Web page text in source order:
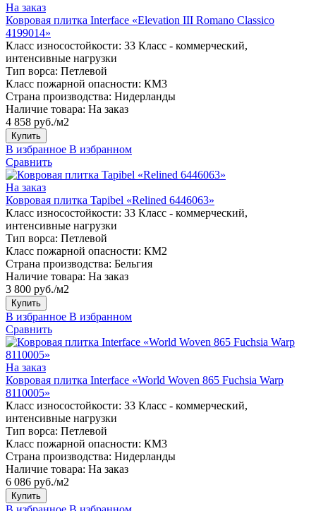
На заказ
Ковровая плитка Interface «Elevation III Romano Classico
4199014»
Класс износостойкости: 33 Класс - коммерческий,
интенсивные нагрузки
Тип ворса: Петлевой
Класс пожарной опасности: КМ3
Страна производства: Нидерланды
Наличие товара: На заказ
4 858 руб./м2
Купить
В избранное В избранном
Сравнить
На заказ
Ковровая плитка Tapibel «Relined 6446063»
Класс износостойкости: 33 Класс - коммерческий,
интенсивные нагрузки
Тип ворса: Петлевой
Класс пожарной опасности: КМ2
Страна производства: Бельгия
Наличие товара: На заказ
3 800 руб./м2
Купить
В избранное В избранном
Сравнить
На заказ
Ковровая плитка Interface «World Woven 865 Fuchsia Warp
8110005»
Класс износостойкости: 33 Класс - коммерческий,
интенсивные нагрузки
Тип ворса: Петлевой
Класс пожарной опасности: КМ3
Страна производства: Нидерланды
Наличие товара: На заказ
6 086 руб./м2
Купить